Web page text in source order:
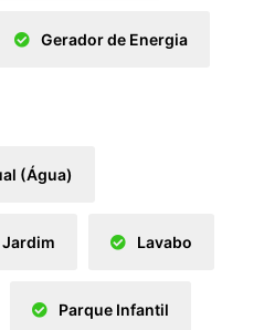
Gerador de Energia
(Água)
Jardim Lavabo
Parque Infantil